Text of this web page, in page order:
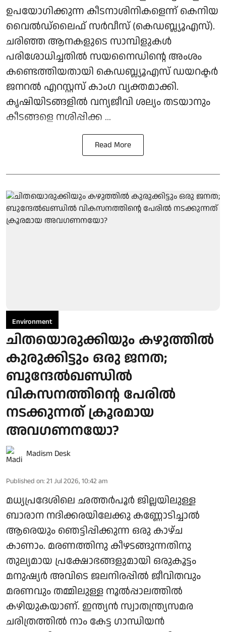
ഉപയോഗിക്കുന്ന കീടനാശിനികളെന്ന് കെനിയ
വൈല്‍ഡ്ലൈഫ് സര്‍വീസ് (കെഡബ്ല്യൂഎസ്).
ചരിഞ്ഞ ആനകളുടെ സാമ്പിളുകള്‍
പരിശോധിച്ചതില്‍ സയനൈഡിന്റെ അംശം
കണ്ടെത്തിയതായി കെഡബ്ല്യൂഎസ് ഡയറക്ടര്‍
ജനറല്‍ എറസ്റ്റസ് കാംഗ വ്യക്തമാക്കി.
കൃഷിയിടങ്ങളില്‍ വന്യജീവി ശല്യം തടയാനും
കീടങ്ങളെ നശിപ്പിക്ക ...
Read More
Environment
ചിതയൊരുക്കിയും കഴുത്തില്‍
കുരുക്കിട്ടും ഒരു ജനത;
ബുന്ദേല്‍ഖണ്ഡില്‍
വികസനത്തിന്റെ പേരില്‍
നടക്കുന്നത് ക്രൂരമായ
അവഗണനയോ?
Madism Desk
Published on: 21 Jul 2026, 10:42 am
മധ്യപ്രദേശിലെ ഛത്തര്‍പൂര്‍ ജില്ലയിലുള്ള
ബാരാന നദിക്കരയിലേക്കു കണ്ണോടിച്ചാല്‍
ആരെയും ഞെട്ടിപ്പിക്കുന്ന ഒരു കാഴ്ച
കാണാം. മരണത്തിനു കീഴടങ്ങുന്നതിനു
തുല്യമായ പ്രക്ഷോഭങ്ങളുമായി ഒരുകൂട്ടം
മനുഷ്യര്‍ അവിടെ ജലനിരപ്പില്‍ ജീവിതവും
മരണവും തമ്മിലുള്ള നൂല്‍പ്പാലത്തില്‍
കഴിയുകയാണ്. ഇന്ത്യന്‍ സ്വാതന്ത്ര്യസമര
ചരിത്രത്തില്‍ നാം കേട്ട ഗാന്ധിയന്‍